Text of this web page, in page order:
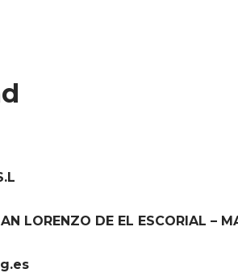
LORENZO DE EL ESCORIAL –